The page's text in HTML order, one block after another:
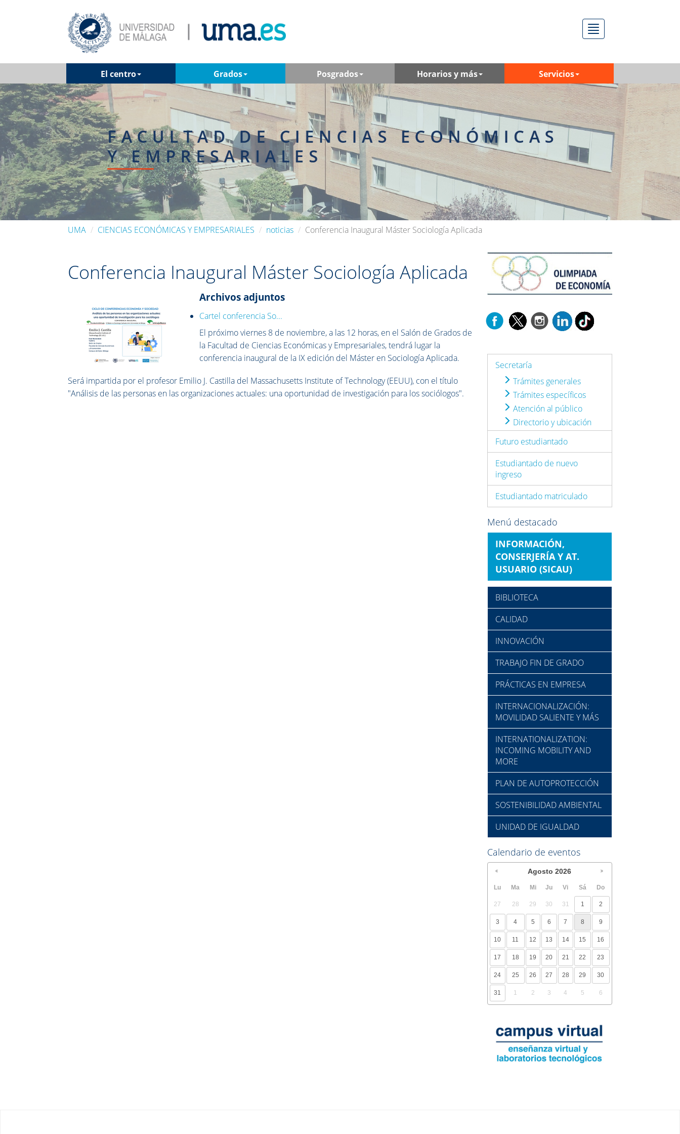
Menú
El centro Grados Posgrados Horarios y más Servicios
UMA CIENCIAS ECONÓMICAS Y EMPRESARIALES noticias Conferencia Inaugural Máster Sociología Aplicada
Conferencia Inaugural Máster Sociología Aplicada
Archivos adjuntos
Cartel conferencia So...
El próximo viernes 8 de noviembre, a las 12 horas, en el Salón de Grados de
la Facultad de Ciencias Económicas y Empresariales, tendrá lugar la
conferencia inaugural de la IX edición del Máster en Sociología Aplicada.
Será impartida por el profesor Emilio J. Castilla del Massachusetts Institute of Technology (EEUU), con el título
"Análisis de las personas en las organizaciones actuales: una oportunidad de investigación para los sociólogos".
Secretaría
Trámites generales
Trámites específicos
Atención al público
Directorio y ubicación
Futuro estudiantado
Estudiantado de nuevo
ingreso
Estudiantado matriculado
Menú destacado
INFORMACIÓN,
CONSERJERÍA Y AT.
USUARIO (SICAU)
BIBLIOTECA
CALIDAD
INNOVACIÓN
TRABAJO FIN DE GRADO
PRÁCTICAS EN EMPRESA
INTERNACIONALIZACIÓN:
MOVILIDAD SALIENTE Y MÁS
INTERNATIONALIZATION:
INCOMING MOBILITY AND
MORE
PLAN DE AUTOPROTECCIÓN
SOSTENIBILIDAD AMBIENTAL
UNIDAD DE IGUALDAD
Calendario de eventos
Agosto 2026
Lu Ma Mi Ju Vi Sá Do
27 28 29 30 31 1 2
3 4 5 6 7 8 9
10 11 12 13 14 15 16
17 18 19 20 21 22 23
24 25 26 27 28 29 30
31 1 2 3 4 5 6